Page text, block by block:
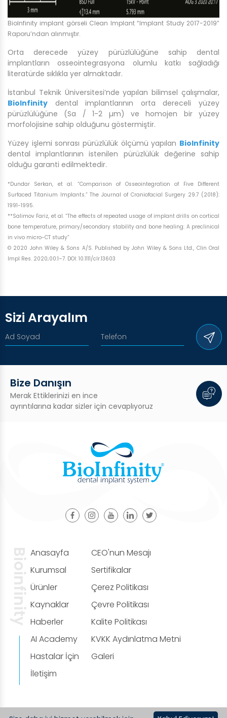
BioInfinity implant görseli Clean Implant “Implant Study 2017-2019”
Raporu’ndan alınmıştır.
Orta derecede yüzey pürüzlülüğüne sahip dental
implantların osseointegrasyona olumlu katkı sağladığı
literatürde sıklıkla yer almaktadır.
İstanbul Teknik Üniversitesi’nde yapılan bilimsel çalışmalar,
BioInfinity dental implantlarının orta dereceli yüzey
pürüzlülüğüne (Sa / 1-2 µm) ve homojen bir yüzey
morfolojisine sahip olduğunu göstermiştir.
Yüzey işlemi sonrası pürüzlülük ölçümü yapılan BioInfinity
dental implantlarının istenilen pürüzlülük değerine sahip
olduğu garanti edilmektedir.
*Dundar Serkan, et al. “Comparison of Osseointegration of Five Different
Surfaced Titanium Implants.” The Journal of Craniofacial Surgery 29.7 (2018):
1991-1995.
**Salimov Fariz, et al. “The effects of repeated usage of implant drills on cortical
bone temperature, primary/secondary stability and bone healing: A preclinical
in vivo micro-CT study”
© 2020 John Wiley & Sons A/S. Published by John Wiley & Sons Ltd., Clin Oral
Impl Res. 2020;00:1–7. DOI: 10.1111/clr.13603
Sizi Arayalım
Bize Danışın
Merak Ettiklerinizi en ince
ayrıntılarına kadar sizler için cevaplıyoruz
Anasayfa
Kurumsal
Ürünler
Kaynaklar
Haberler
AI Academy
Hastalar İçin
İletişim
CEO'nun Mesajı
Sertifikalar
Çerez Politikası
Çevre Politikası
Kalite Politikası
KVKK Aydınlatma Metni
Galeri
Copyright © 2020 BioInfinity İmplants All rights reserved.